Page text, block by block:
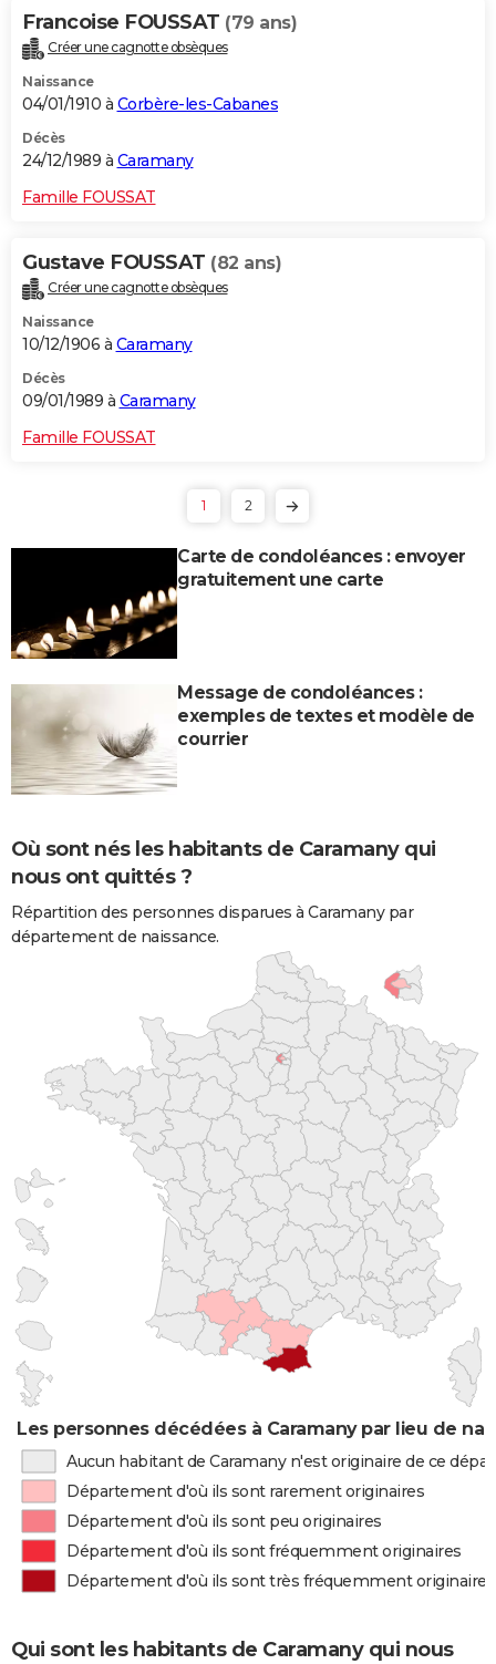
Francoise FOUSSAT (79 ans)
Créer une cagnotte obsèques
Naissance
04/01/1910 à Corbère-les-Cabanes
Décès
24/12/1989 à Caramany
Famille FOUSSAT
Gustave FOUSSAT (82 ans)
Créer une cagnotte obsèques
Naissance
10/12/1906 à Caramany
Décès
09/01/1989 à Caramany
Famille FOUSSAT
1 2
Carte de condoléances : envoyer
gratuitement une carte
Message de condoléances :
exemples de textes et modèle de
courrier
Où sont nés les habitants de Caramany qui
nous ont quittés ?
Répartition des personnes disparues à Caramany par
département de naissance.
Les personnes décédées à Caramany par lieu de
Aucun habitant de Caramany n'est originaire de ce
Département d'où ils sont rarement originaires
Département d'où ils sont peu originaires
Département d'où ils sont fréquemment originaires
Département d'où ils sont très fréquemment originaires
Qui sont les habitants de Caramany qui nous